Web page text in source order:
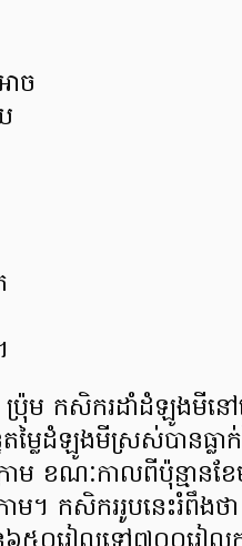
ច
ម កសិករដាំដំឡូងមីនៅខេ
ម្លៃដំឡូងមីស្រស់បានធ្លា
ខណៈកាលពីប៉ុន្មានខ
។ កសិកររូបនេះរំពឹងថ